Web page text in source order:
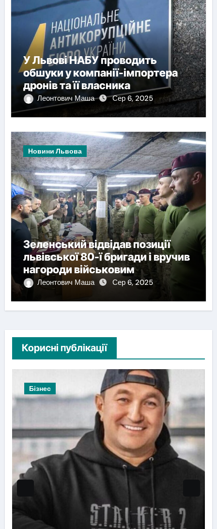
У Львові НАБУ проводить
обшуки у компанії-імпортера
дронів та її власника
Леонтович Маша Сер 6, 2025
Новини Львова
Зеленський відвідав позиції
львівської 80-ї бригади і вручив
нагороди військовим
Леонтович Маша Сер 6, 2025
Корисні публікації
Бізнес